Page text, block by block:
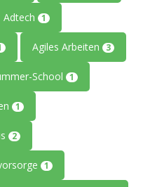
Adtech 1
Agiles Arbeiten 3
School 1
1
2
1